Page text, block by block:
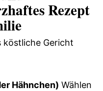
Rezept
köstliche Gericht
Hähnchen) Wählen